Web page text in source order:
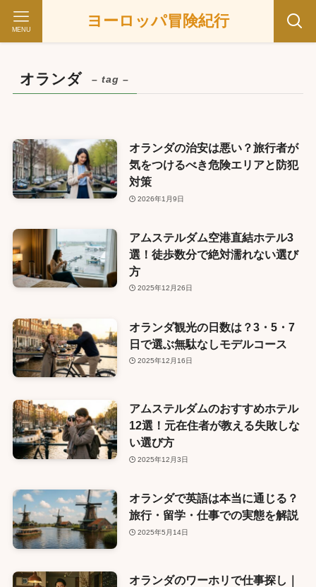
ヨーロッパ冒険紀行
MENU
オランダ – tag –
オランダの治安は悪い？旅行者が
気をつけるべき危険エリアと防犯
対策
2026年1月9日
アムステルダム空港直結ホテル3
選！徒歩数分で絶対濡れない選び
方
2025年12月26日
オランダ観光の日数は？3・5・7
日で選ぶ無駄なしモデルコース
2025年12月16日
アムステルダムのおすすめホテル
12選！元在住者が教える失敗しな
い選び方
2025年12月3日
オランダで英語は本当に通じる？
旅行・留学・仕事での実態を解説
2025年5月14日
オランダのワーホリで仕事探し｜